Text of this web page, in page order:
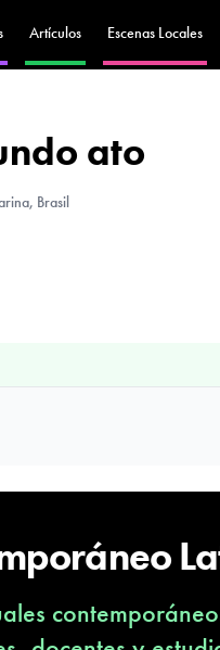
Artículos Escenas Locales
ato
Brasil